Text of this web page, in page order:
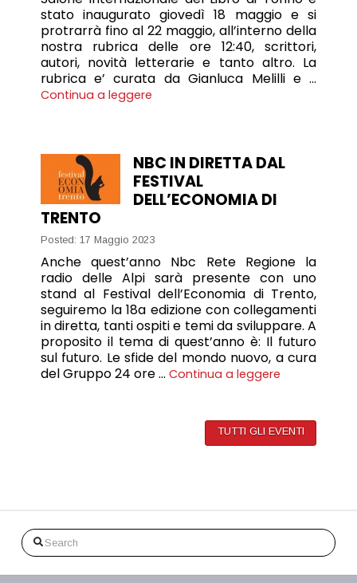
stato inaugurato giovedì 18 maggio e si
protrarrà fino al 22 maggio, all’interno della
nostra rubrica delle ore 12:40, scrittori,
autori, novità letterarie e tanto altro. La
rubrica e’ curata da Gianluca Melilli e …
Continua a leggere
NBC IN DIRETTA DAL
FESTIVAL
DELL’ECONOMIA DI
TRENTO
Posted: 17 Maggio 2023
Anche quest’anno Nbc Rete Regione la
radio delle Alpi sarà presente con uno
stand al Festival dell’Economia di Trento,
seguiremo la 18a edizione con collegamenti
in diretta, tanti ospiti e temi da sviluppare. A
proposito il tema di quest’anno è: Il futuro
sul futuro. Le sfide del mondo nuovo, a cura
del Gruppo 24 ore … Continua a leggere
TUTTI GLI EVENTI
Search